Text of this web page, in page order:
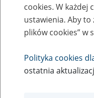
Zaproś ZUS do
eZUS w
Rodzaj wydarzenia
Szkolenia
cookies. W każdej
ustawienia. Aby to
plików cookies” w
Polityka cookies
ostatnia